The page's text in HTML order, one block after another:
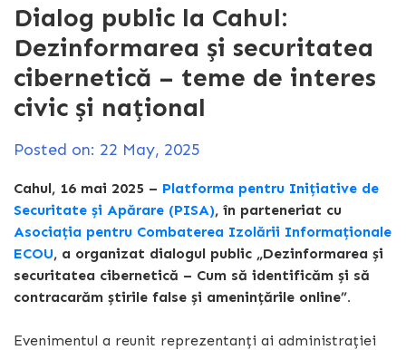
Dialog public la Cahul:
Dezinformarea și securitatea
cibernetică – teme de interes
civic și național
Posted on: 22 May, 2025
Cahul, 16 mai 2025 – Platforma pentru Inițiative de
Securitate și Apărare (PISA), în parteneriat cu
Asociația pentru Combaterea Izolării Informaționale
ECOU, a organizat dialogul public „Dezinformarea și
securitatea cibernetică – Cum să identificăm și să
contracarăm știrile false și amenințările online”.
Evenimentul a reunit reprezentanți ai administrației